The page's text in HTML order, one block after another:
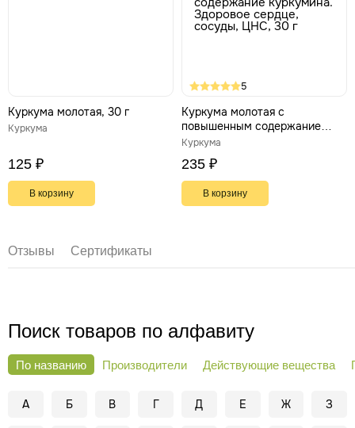
Куркума молотая, 30 г
Куркума
125 ₽
В корзину
5
Куркума молотая с
повышенным содержание
куркумина. Здоровое сердце,
Куркума
235 ₽
В корзину
Отзывы Сертификаты
Поиск товаров по алфавиту
По названию Производители Действующие вещества
А Б В Г Д Е Ж З